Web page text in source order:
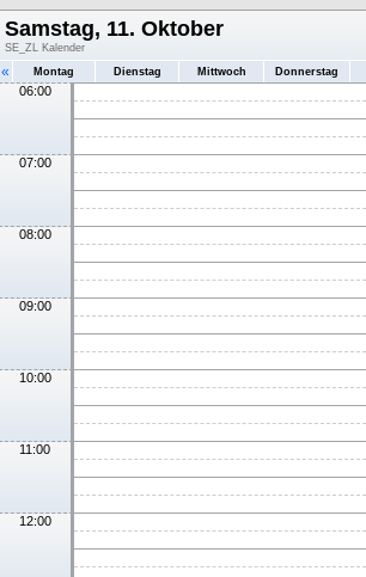
Samstag, 11. Oktober
SE_ZL Kalender
« Montag Dienstag Mittwoch Donnerstag
06:00
07:00
08:00
09:00
10:00
11:00
12:00